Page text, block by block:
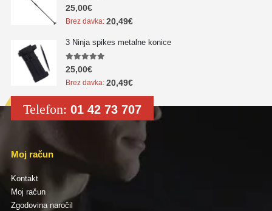
5.00out of 5
25,00€
Brez davka: 20,49€
3 Ninja spikes metalne konice
5.00out of 5
25,00€
Brez davka: 20,49€
Telefon: 01 42 73 707
Moj račun
Kontakt
Moj račun
Zgodovina naročil